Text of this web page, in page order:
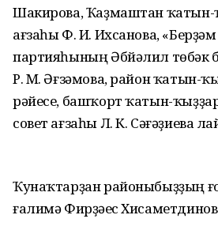
Шакирова, Ҡаҙмаштан ҡатын-
ағзаһы Ф. И. Ихсанова, «Берҙәм
партияһының Әбйәлил төбәк
Р. М. Әғзәмова, район ҡатын-
рәйесе, башҡорт ҡатын-
совет ағзаһы Л. К. Сәғәҙиева
Ҡунаҡтарҙан районыбыҙҙың
ғалимә Фирҙәүес